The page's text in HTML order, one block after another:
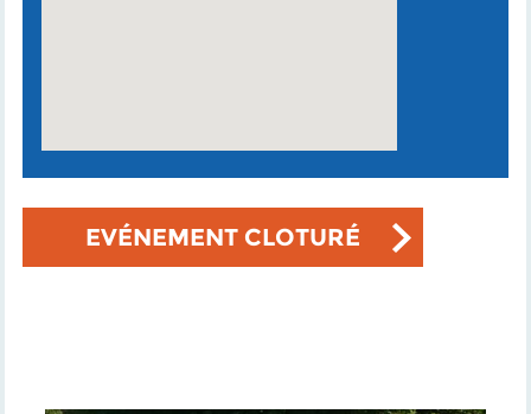
EVÉNEMENT CLOTURÉ